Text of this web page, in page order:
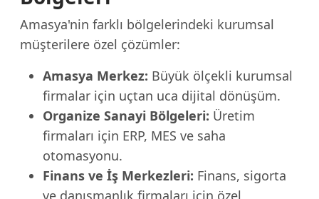
Amasya'nin farklı bölgelerindeki kurumsal
müşterilere özel çözümler:
Amasya Merkez: Büyük ölçekli kurumsal
firmalar için uçtan uca dijital dönüşüm.
Organize Sanayi Bölgeleri: Üretim
firmaları için ERP, MES ve saha
otomasyonu.
Finans ve İş Merkezleri: Finans, sigorta
ve danışmanlık firmaları için özel